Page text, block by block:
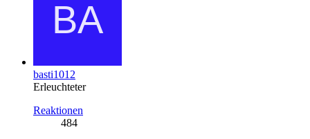
basti1012
Erleuchteter
Reaktionen
484